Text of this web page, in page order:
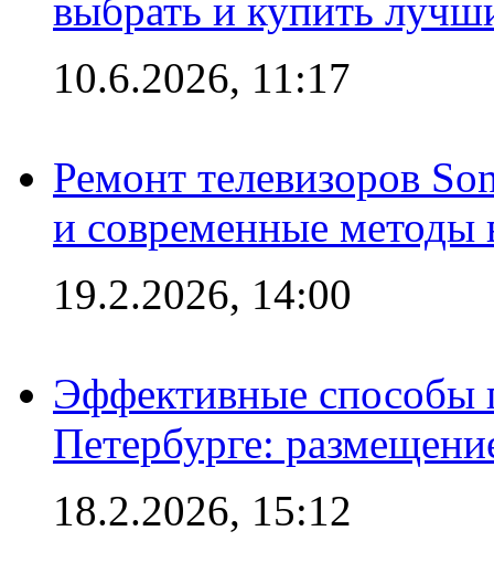
выбрать и купить
10.6.2026, 11:17
Ремонт телевизоров
и современные методы
19.2.2026, 14:00
Эффективные способы
Петербурге:
18.2.2026, 15:12